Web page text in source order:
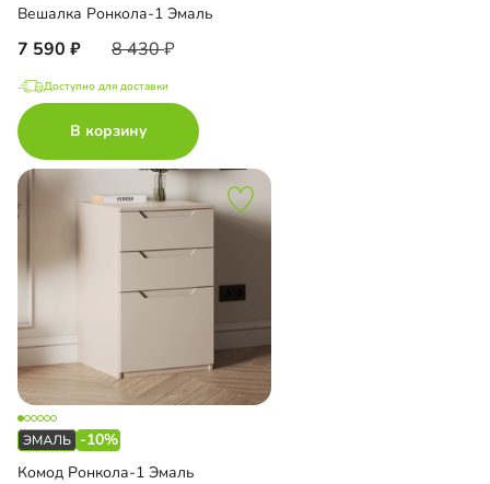
Вешалка Ронкола-1 Эмаль
7 590 8 430
Доступно для доставки
В корзину
-10%
Комод Ронкола-1 Эмаль